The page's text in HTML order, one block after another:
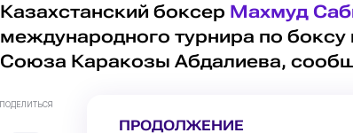
Казахстанский боксер Махмуд
международного турнира по боксу
Союза Каракозы Абдалиева,
ПОДЕЛИТЬСЯ
ПРОДОЛЖЕНИЕ